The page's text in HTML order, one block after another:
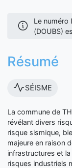
Le numéro
(DOUBS)
Résumé
SÉISME
La commune de
révélant divers
risque sismique,
majeure en raison
infrastructures et
risques industriels